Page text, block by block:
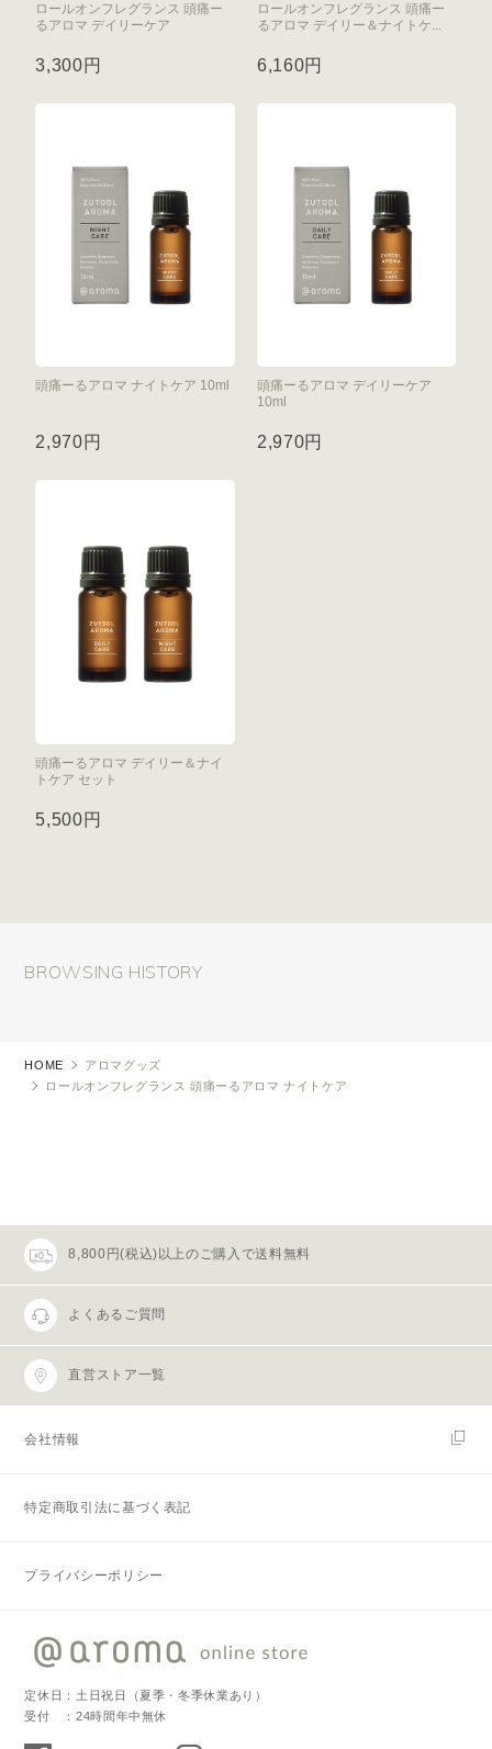
ロールオンフレグランス 頭痛ー
るアロマ デイリーケア
3,300円
ロールオンフレグランス 頭痛ー
るアロマ デイリー＆ナイトケ...
6,160円
頭痛ーるアロマ ナイトケア 10ml
2,970円
頭痛ーるアロマ デイリーケア
10ml
2,970円
頭痛ーるアロマ デイリー＆ナイ
トケア セット
5,500円
BROWSING HISTORY
HOME
アロマグッズ
ロールオンフレグランス 頭痛ーるアロマ ナイトケア
8,800円(税込)以上のご購入で送料無料
よくあるご質問
直営ストア一覧
会社情報
特定商取引法に基づく表記
プライバシーポリシー
定休日：土日祝日（夏季・冬季休業あり）
受付 ：24時間年中無休